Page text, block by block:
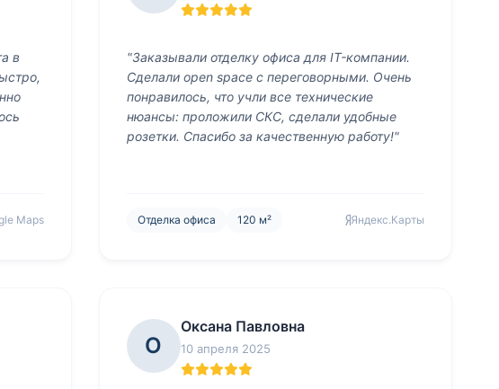
в
Maps
"Заказывали отделку офиса для IT-компании.
Сделали open space с переговорными. Очень
понравилось, что учли все технические
нюансы: проложили СКС, сделали удобные
розетки. Спасибо за качественную работу!"
Отделка офиса 120 м² Яндекс.Карты
О
Оксана Павловна
10 апреля 2025